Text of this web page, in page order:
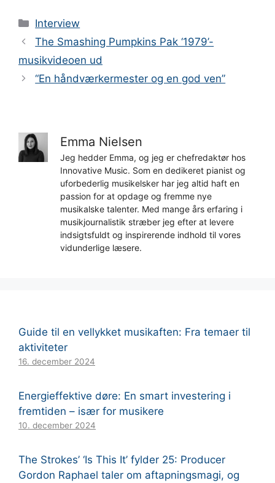
Kategorier
Interview
The Smashing Pumpkins Pak ‘1979’-
musikvideoen ud
“En håndværkermester og en god ven”
Emma Nielsen
Jeg hedder Emma, og jeg er chefredaktør hos
Innovative Music. Som en dedikeret pianist og
uforbederlig musikelsker har jeg altid haft en
passion for at opdage og fremme nye
musikalske talenter. Med mange års erfaring i
musikjournalistik stræber jeg efter at levere
indsigtsfuldt og inspirerende indhold til vores
vidunderlige læsere.
Guide til en vellykket musikaften: Fra temaer til
aktiviteter
16. december 2024
Energieffektive døre: En smart investering i
fremtiden – især for musikere
10. december 2024
The Strokes’ ‘Is This It’ fylder 25: Producer
Gordon Raphael taler om aftapningsmagi, og